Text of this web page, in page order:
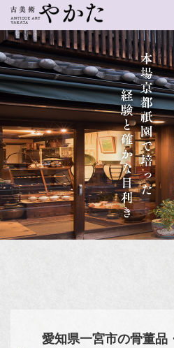
愛知県一宮市の骨董品